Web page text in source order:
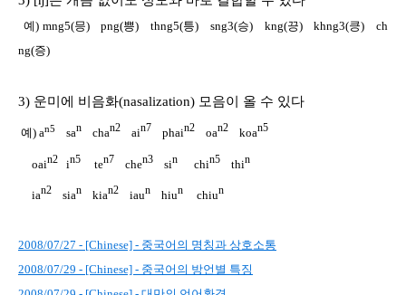
예) mng5(믕) png(쁭) thng5(틍) sng3(승) kng(끙) khng3(킁) ch
ng(증)
3) 운미에 비음화(nasalization) 모음이 올 수 있다
예) an5 san chan2 ain7 phain2 oan2 koan5
oain2 in5 ten7 chen3 sin chin5 thin
ian2 sian kian2 iaun hiun chiun
2008/07/27 - [Chinese] - 중국어의 명칭과 상호소통
2008/07/29 - [Chinese] - 중국어의 방언별 특징